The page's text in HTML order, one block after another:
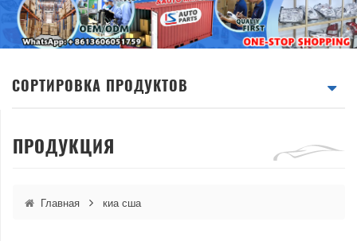
СОРТИРОВКА ПРОДУКТОВ
ПРОДУКЦИЯ
Главная киа сша